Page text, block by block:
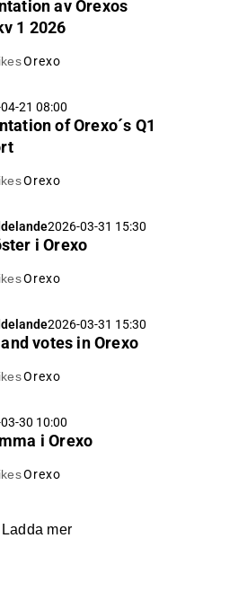
av Orexos
1 2026
Orexo
21 08:00
of Orexo´s Q1
Orexo
2026-03-31 15:30
i Orexo
Orexo
2026-03-31 15:30
votes in Orexo
Orexo
30 10:00
i Orexo
Orexo
Ladda mer